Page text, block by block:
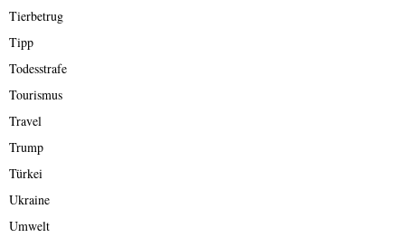
Tierbetrug
Tipp
Todesstrafe
Tourismus
Travel
Trump
Türkei
Ukraine
Umwelt